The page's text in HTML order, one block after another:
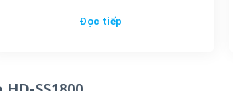
Đọc tiếp